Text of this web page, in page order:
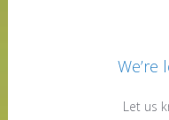
We’re
Let us